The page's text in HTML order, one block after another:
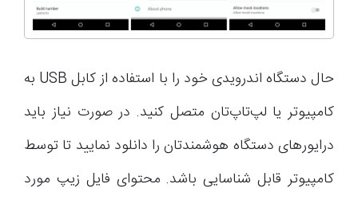
حال دستگاه اندرویدی خود را با استفاده از کابل USB به
کامپیوتر یا لپ‌تاپ‌تان متصل کنید. در صورت نیاز باید
درایورهای دستگاه هوشمندتان را دانلود نمایید تا توسط
کامپیوتر قابل شناسایی باشد. محتوای فایل زیپ مورد